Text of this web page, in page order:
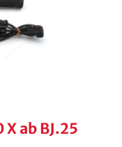
ab BJ.25